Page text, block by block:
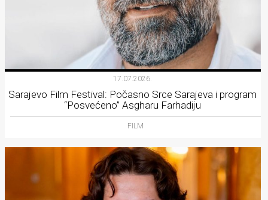
17.07.2026.
Sarajevo Film Festival: Počasno Srce Sarajeva i program
“Posvećeno” Asgharu Farhadiju
FILM